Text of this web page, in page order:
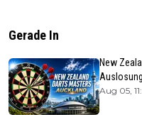
Gerade In
New
Aug 05,